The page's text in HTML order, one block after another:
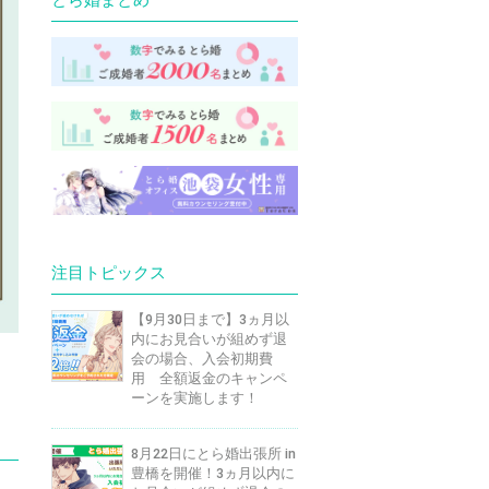
注目トピックス
【9月30日まで】3ヵ月以
内にお見合いが組めず退
会の場合、入会初期費
用 全額返金のキャンペ
ーンを実施します！
8月22日にとら婚出張所 in
豊橋を開催！3ヵ月以内に